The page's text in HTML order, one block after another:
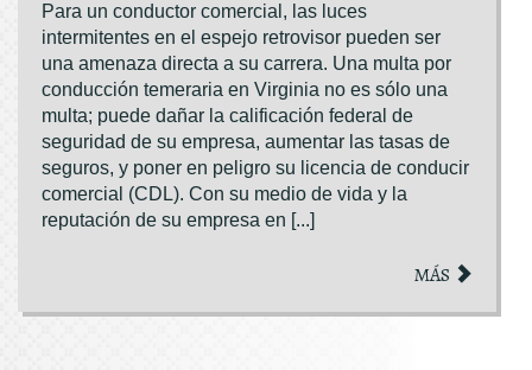
Para un conductor comercial, las luces
intermitentes en el espejo retrovisor pueden ser
una amenaza directa a su carrera. Una multa por
conducción temeraria en Virginia no es sólo una
multa; puede dañar la calificación federal de
seguridad de su empresa, aumentar las tasas de
seguros, y poner en peligro su licencia de conducir
comercial (CDL). Con su medio de vida y la
reputación de su empresa en [...]
MÁS